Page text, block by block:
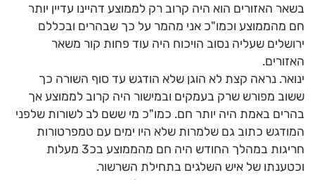
בשאר האזורים הוא היה קרוב רק לממוצע דהיינו עדיין יותר
חם מהממוצע וכמו"כ אני מהמר על כך שבהרים ובכללם
ירושלים שעליה נסוב הויכוח היה עוד פחות קור משאר
האזורים.
ינואר. נראה קצת לא הוגן שלא הודגש עד סוף השורה כך
ששוב מפורש שרק בעמקים ובמישור היה קרוב לממוצע אך
בהרים באמת היה יותר חם. כמו"כ מי ששם לב לשורות שלפני
המודגש כתוב גם שלמרות שלא היו ימים עם טמפרטורות
חריגות במהלך החודש היה חם מהממוצע בכ3 מעלות
וכטענתו של איש השלגים בתחילת השרשור.